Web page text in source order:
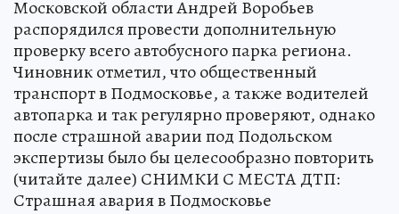
Московской области Андрей Воробьев
распорядился провести дополнительную
проверку всего автобусного парка региона.
Чиновник отметил, что общественный
транспорт в Подмосковье, а также водителей
автопарка и так регулярно проверяют, однако
после страшной аварии под Подольском
экспертизы было бы целесообразно повторить
(читайте далее) СНИМКИ С МЕСТА ДТП:
Страшная авария в Подмосковье